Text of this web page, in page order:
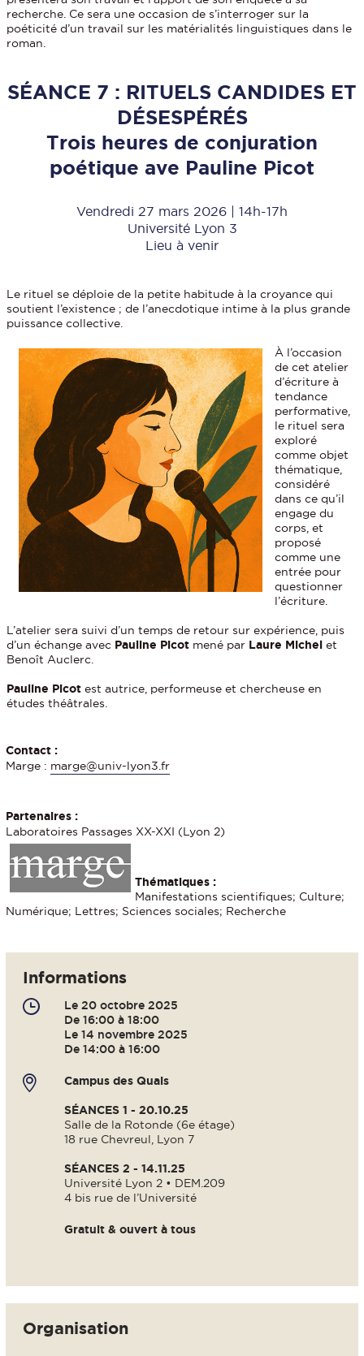
recherche. Ce sera une occasion de s’interroger sur la
poéticité d’un travail sur les matérialités linguistiques dans le
roman.
SÉANCE 7 : RITUELS CANDIDES ET
DÉSESPÉRÉS
Trois heures de conjuration
poétique ave Pauline Picot
Vendredi 27 mars 2026 | 14h-17h
Université Lyon 3
Lieu à venir
Le rituel se déploie de la petite habitude à la croyance qui
soutient l’existence ; de l’anecdotique intime à la plus grande
puissance collective.
À l’occasion
de cet atelier
d’écriture à
tendance
performative,
le rituel sera
exploré
comme objet
thématique,
considéré
dans ce qu’il
engage du
corps, et
proposé
comme une
entrée pour
questionner
l’écriture.
L’atelier sera suivi d’un temps de retour sur expérience, puis
d’un échange avec Pauline Picot mené par Laure Michel et
Benoît Auclerc.
Pauline Picotest autrice, performeuse et chercheuse en
études théâtrales.
Contact :
Marge : marge@univ-lyon3.fr
Partenaires :
Laboratoires Passages XX-XXI (Lyon 2)
Thématiques :
Manifestations scientifiques; Culture;
Numérique; Lettres; Sciences sociales; Recherche
Informations
Le 20 octobre 2025
De 16:00 à 18:00
Le 14 novembre 2025
De 14:00 à 16:00
Campus des Quais
SÉANCES 1 - 20.10.25
Salle de la Rotonde (6e étage)
18 rue Chevreul, Lyon 7
SÉANCES 2 - 14.11.25
Université Lyon 2 • DEM.209
4 bis rue de l’Université
Gratuit & ouvert à tous
Organisation